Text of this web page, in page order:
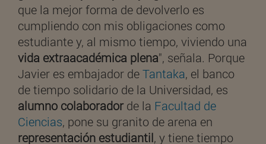
que la mejor forma de devolverlo es
cumpliendo con mis obligaciones como
estudiante y, al mismo tiempo, viviendo una
vida extraacadémica plena", señala. Porque
Javier es embajador deTantaka, el banco
de tiempo solidario de la Universidad, es
alumno colaboradorde la Facultad de
Ciencias, pone su granito de arena en
representación estudiantil, y tiene tiempo